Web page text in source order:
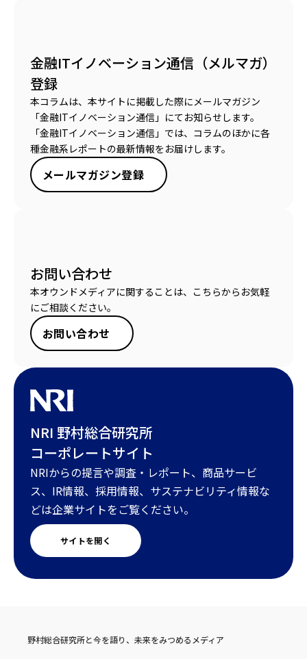
金融ITイノベーション通信（メルマガ）
登録
本コラムは、本サイトに掲載した際にメールマガジン
「金融ITイノベーション通信」にてお知らせします。
「金融ITイノベーション通信」では、コラムのほかに各
種金融系レポートの最新情報をお届けします。
メールマガジン登録
お問い合わせ
本オウンドメディアに関することは、こちらからお気軽
にご相談ください。
お問い合わせ
NRI 野村総合研究所
コーポレートサイト
NRIからの提言や調査・レポート、商品サービ
ス、IR情報、採用情報、サステナビリティ情報な
どは企業サイトをご覧ください。
サイトを開く
野村総合研究所と今を語り、未来をみつめるメディア